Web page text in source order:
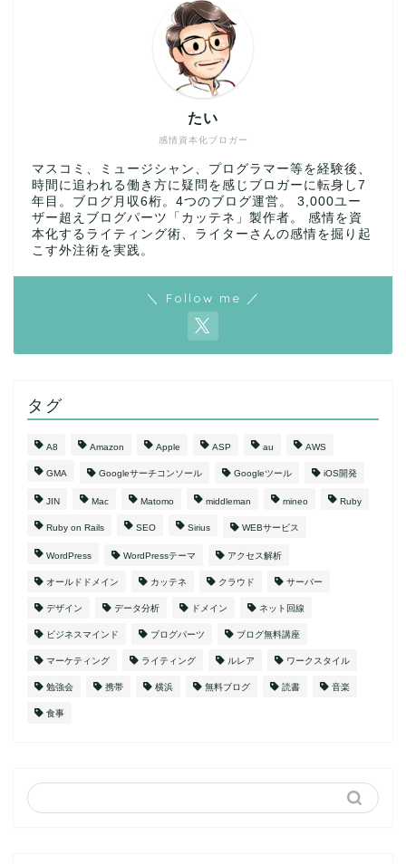
感情資本化ブロガー
たい
マスコミ、ミュージシャン、プログラマー等を経験後、
時間に追われる働き方に疑問を感じブロガーに転身し7
年目。ブログ月収6桁。4つのブログ運営。 3,000ユー
ザー超えブログパーツ「カッテネ」製作者。 感情を資
本化するライティング術、ライターさんの感情を掘り起
こす外注術を実践。
＼ Follow me ／
タグ
A8 Amazon Apple ASP au AWS
GMA Googleサーチコンソール Googleツール iOS開発
JIN Mac Matomo middleman mineo Ruby
Ruby on Rails SEO Sirius WEBサービス
WordPress WordPressテーマ アクセス解析
オールドドメイン カッテネ クラウド サーバー
デザイン データ分析 ドメイン ネット回線
ビジネスマインド ブログパーツ ブログ無料講座
マーケティング ライティング ルレア ワークスタイル
勉強会 携帯 横浜 無料ブログ 読書 音楽
食事